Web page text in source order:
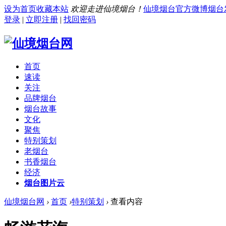
设为首页收藏本站 欢迎走进仙境烟台！ 仙境烟台官方微博烟台
登录 | 立即注册 | 找回密码
首页
速读
关注
品牌烟台
烟台故事
文化
聚焦
特别策划
老烟台
书香烟台
经济
烟台图片云
仙境烟台网 › 首页 ›特别策划 › 查看内容